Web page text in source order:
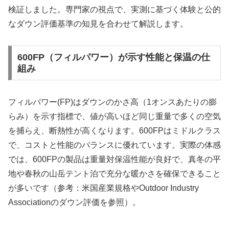
検証しました。専門家の視点で、実測に基づく体験と公的
なダウン評価基準の知見を合わせて解説します。
600FP（フィルパワー）が示す性能と保温の仕
組み
フィルパワー(FP)はダウンのかさ高（1オンスあたりの膨
らみ）を示す指標で、値が高いほど同じ重量で多くの空気
を捕らえ、断熱性が高くなります。600FPはミドルクラス
で、コストと性能のバランスに優れています。実際の体感
では、600FPの製品は重量対保温性能が良好で、真冬の平
地や春秋の山岳テント泊で充分な暖かさを確保できること
が多いです（参考：米国産業規格やOutdoor Industry
Associationのダウン評価を参照）。